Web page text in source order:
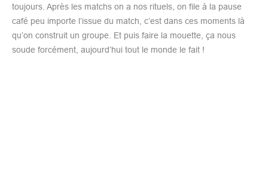
toujours. Après les matchs on a nos rituels, on file à la pause
café peu importe l’issue du match, c’est dans ces moments là
qu’on construit un groupe. Et puis faire la mouette, ça nous
soude forcément, aujourd’hui tout le monde le fait !